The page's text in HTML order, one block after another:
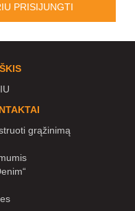
PRISIJUNGTI
grąžinimą